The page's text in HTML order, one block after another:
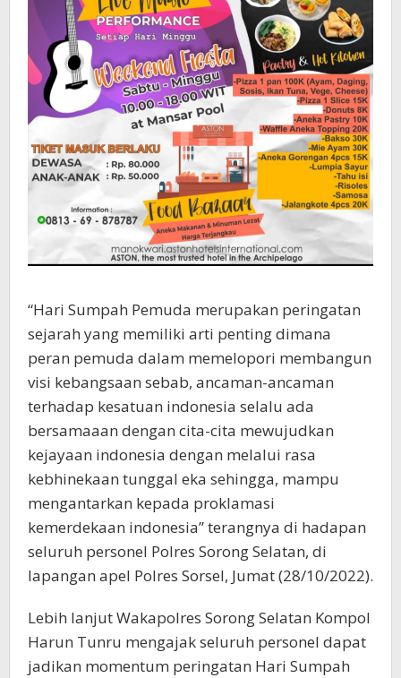
“Hari Sumpah Pemuda merupakan peringatan
sejarah yang memiliki arti penting dimana
peran pemuda dalam memelopori membangun
visi kebangsaan sebab, ancaman-ancaman
terhadap kesatuan indonesia selalu ada
bersamaaan dengan cita-cita mewujudkan
kejayaan indonesia dengan melalui rasa
kebhinekaan tunggal eka sehingga, mampu
mengantarkan kepada proklamasi
kemerdekaan indonesia” terangnya di hadapan
seluruh personel Polres Sorong Selatan, di
lapangan apel Polres Sorsel, Jumat (28/10/2022).
Lebih lanjut Wakapolres Sorong Selatan Kompol
Harun Tunru mengajak seluruh personel dapat
jadikan momentum peringatan Hari Sumpah